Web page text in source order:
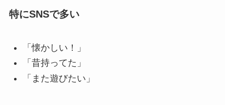
特にSNSで多い
「懐かしい！」
「昔持ってた」
「また遊びたい」